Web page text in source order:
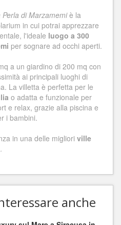
Perla di Marzamemiè la
in cui potrai apprezzare
l'ideale luogo a 300
per sognare ad occhi aperti.
a un giardino di 200 mq con
ai principali luoghi di
La villetta è perfetta per le
o adatta e funzionale per
e relax, grazie alla piscina e
i bambini.
in una delle migliori ville
.
anche